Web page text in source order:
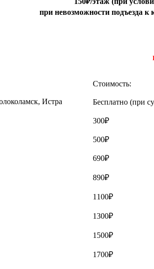
при невозможности подъезда к
Стоимость:
Истра Бесплатно (при
300₽
500₽
690₽
890₽
1100₽
1300₽
1500₽
1700₽